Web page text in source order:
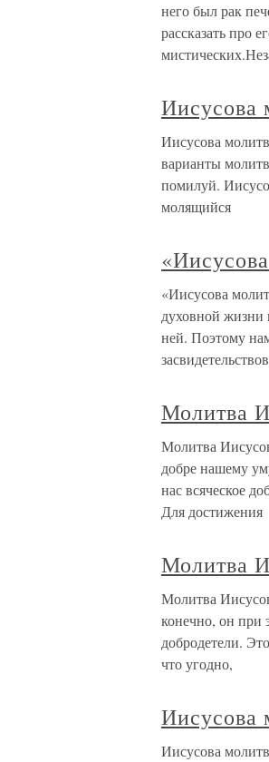
него был рак
рассказать про
Иисусова
Иисусова
варианты
помилуй.
молящийся
«Иисусова
духовной жизни
ней. Поэтому
Молитва
Молитва
добре нашему
нас всяческое
Для достижения
Молитва
Молитва
конечно, он при
добродетели.
что угодно,
Иисусова
Иисусова